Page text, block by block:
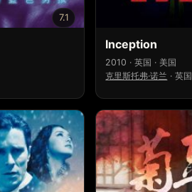
7.1
Inception
2010 · 英国 · 美国
克里斯托弗·诺兰 ·英国